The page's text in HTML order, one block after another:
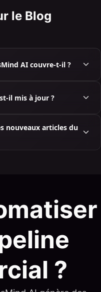
le Blog
AI couvre-t-il ?
il mis à jour ?
nouveaux articles du
?